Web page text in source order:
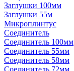
Заглушки 100мм
Заглушки 55м
Микроплинтус
Соединитель
Соединитель 100мм
Соединитель 55мм
Соединитель 58мм
Соединитель 72мм